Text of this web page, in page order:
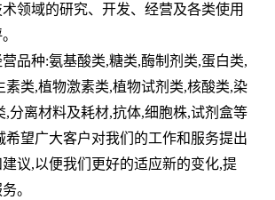
领域的研究、开发、经营及各类使用
品种:氨基酸类,糖类,酶制剂类,蛋白类,
素类,植物激素类,植物试剂类,核酸类,染
,分离材料及耗材,抗体,细胞株,试剂盒等
希望广大客户对我们的工作和服务提出
议,以便我们更好的适应新的变化,提
。